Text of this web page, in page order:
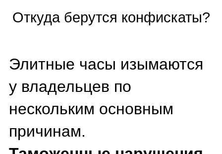
декларирования на
территории ЕАЭС — ни
получатель не
необходимых сведений.
В аэропорту Сочи
пассажирку из Стамбула